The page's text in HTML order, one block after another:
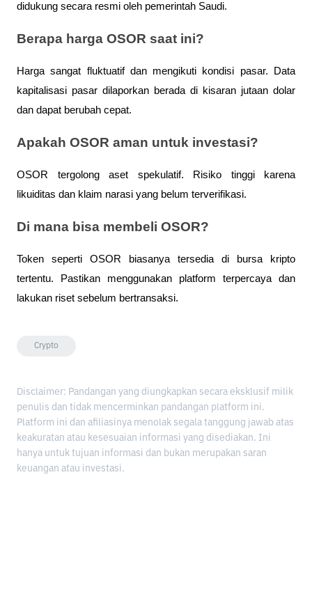
didukung secara resmi oleh pemerintah Saudi.
Berapa harga OSOR saat ini?
Harga sangat fluktuatif dan mengikuti kondisi pasar. Data
kapitalisasi pasar dilaporkan berada di kisaran jutaan dolar
dan dapat berubah cepat.
Apakah OSOR aman untuk investasi?
OSOR tergolong aset spekulatif. Risiko tinggi karena
likuiditas dan klaim narasi yang belum terverifikasi.
Di mana bisa membeli OSOR?
Token seperti OSOR biasanya tersedia di bursa kripto
tertentu. Pastikan menggunakan platform terpercaya dan
lakukan riset sebelum bertransaksi.
Crypto
Disclaimer: Pandangan yang diungkapkan secara eksklusif milik
penulis dan tidak mencerminkan pandangan platform ini.
Platform ini dan afiliasinya menolak segala tanggung jawab atas
keakuratan atau kesesuaian informasi yang disediakan. Ini
hanya untuk tujuan informasi dan bukan merupakan saran
keuangan atau investasi.